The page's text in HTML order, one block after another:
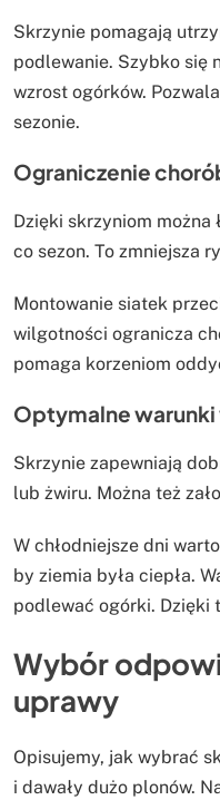
Skrzynie pomagają
podlewanie. Szybko się
wzrost ogórków.
sezonie.
Ograniczenie
Dzięki skrzyniom można
co sezon. To zmniejsza
Montowanie siatek
wilgotności ogranicza
pomaga korzeniom
Optymalne warunki
Skrzynie zapewniają
lub żwiru. Można też
W chłodniejsze dni
by ziemia była ciepła.
podlewać ogórki. Dzięki
Wybór
uprawy
Opisujemy, jak wybrać
i dawały dużo plonów.